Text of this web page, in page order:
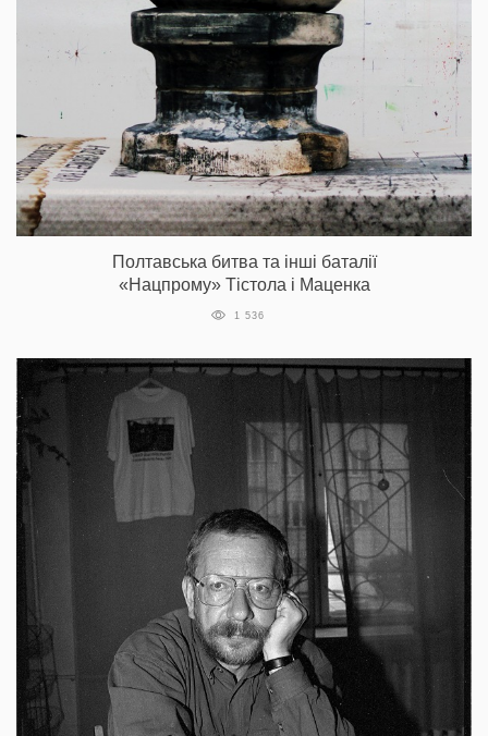
Полтавська битва та інші баталії
«Нацпрому» Тістола і Маценка
1 536